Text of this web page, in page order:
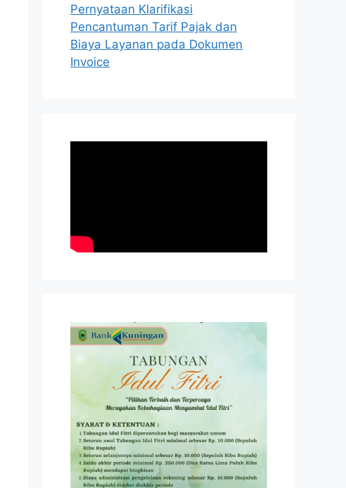
Pernyataan Klarifikasi
Pencantuman Tarif Pajak dan
Biaya Layanan pada Dokumen
Invoice